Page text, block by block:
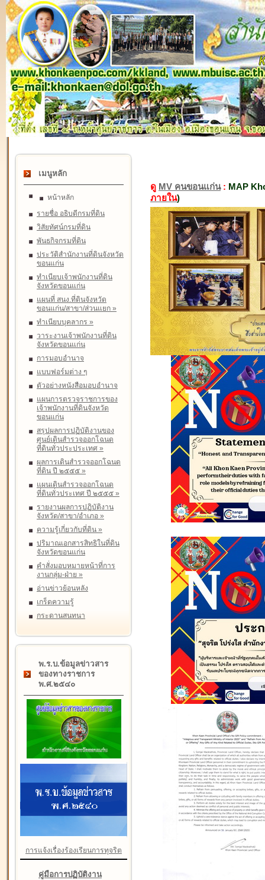
เมนูหลัก
หน้าหลัก
รายชื่อ อธิบดีกรมที่ดิน
วิสัยทัศน์กรมที่ดิน
พันธกิจกรมที่ดิน
ประวัติสำนักงานที่ดินจังหวัด
ขอนแก่น
ทำเนียบเจ้าพนักงานที่ดิน
จังหวัดขอนแก่น
แผนที่ สนง.ที่ดินจังหวัด
ขอนแก่น/สาขา/ส่วนแยก »
ทำเนียบบุคลากร »
วาระงานเจ้าพนักงานที่ดิน
จังหวัดขอนแก่น
การมอบอำนาจ
แบบฟอร์มต่าง ๆ
ตัวอย่างหนังสือมอบอำนาจ
แผนการตรวจราชการของ
เจ้าพนักงานที่ดินจังหวัด
ขอนแก่น
สรุปผลการปฏิบัติงานของ
ศูนย์เดินสำรวจออกโฉนด
ที่ดินทั่วประประเทศ »
ผลการเดินสำรวจออกโฉนด
ที่ดิน ปี ๒๕๕๕ »
แผนเดินสำรวจออกโฉนด
ที่ดินทั่วประเทศ ปี ๒๕๕๕ »
รายงานผลการปฏิบัติงาน
จังหวัด/สาขา/อำเภอ »
ความรู้เกี่ยวกับที่ดิน »
ปริมาณเอกสารสิทธิในที่ดิน
จังหวัดขอนแก่น
คำสั่งมอบหมายหน้าที่การ
งานกลุ่ม-ฝ่าย »
อ่านข่าวย้อนหลัง
เกร็ดความรู้
กระดานสนทนา
พ.ร.บ.ข้อมูลข่าวสาร
ของทางราชการ
พ.ศ.๒๕๔๐
การแจ้งเรื่องร้องเรียนการทุจริต
คู่มือการปฏิบัติงาน
ดู MV คนขอนแก่น: MAP
ภายใน)